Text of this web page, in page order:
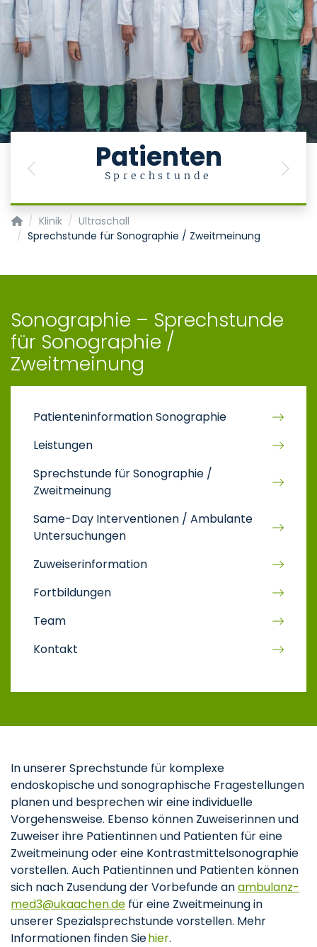
Patienten
Sprechstunde
Previous Next
Klinik für Gastroenterologie, Stoffwechselerkrankungen
Klinik
Ultraschall
Sprechstunde für Sonographie / Zweitmeinung
Sonographie – Sprechstunde
für Sonographie /
Zweitmeinung
Patienteninformation Sonographie
Leistungen
Sprechstunde für Sonographie /
Zweitmeinung
Same-Day Interventionen / Ambulante
Untersuchungen
Zuweiserinformation
Fortbildungen
Team
Kontakt
In unserer Sprechstunde für komplexe
endoskopische und sonographische Fragestellungen
planen und besprechen wir eine individuelle
Vorgehensweise. Ebenso können Zuweiserinnen und
Zuweiser ihre Patientinnen und Patienten für eine
Zweitmeinung oder eine Kontrastmittelsonographie
vorstellen. Auch Patientinnen und Patienten können
sich nach Zusendung der Vorbefunde anambulanz-
med3
ukaachende für eine Zweitmeinung in
unserer Spezialsprechstunde vorstellen. Mehr
Informationen finden Siehier.